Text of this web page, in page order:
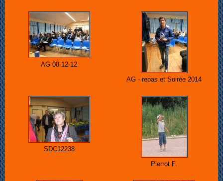
AG 08-12-12
AG - repas et Soirée 2014
SDC12238
Pierrot F.